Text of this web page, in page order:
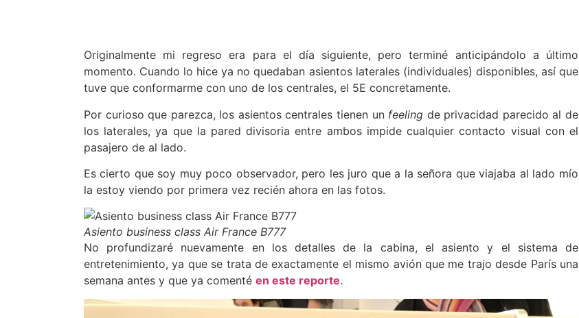
Originalmente mi regreso era para el día siguiente, pero terminé anticipándolo a último
momento. Cuando lo hice ya no quedaban asientos laterales (individuales) disponibles, así que
tuve que conformarme con uno de los centrales, el 5E concretamente.
Por curioso que parezca, los asientos centrales tienen un feeling de privacidad parecido al de
los laterales, ya que la pared divisoria entre ambos impide cualquier contacto visual con el
pasajero de al lado.
Es cierto que soy muy poco observador, pero les juro que a la señora que viajaba al lado mío
la estoy viendo por primera vez recién ahora en las fotos.
Asiento business class Air France B777
No profundizaré nuevamente en los detalles de la cabina, el asiento y el sistema de
entretenimiento, ya que se trata de exactamente el mismo avión que me trajo desde París una
semana antes y que ya comenté en este reporte.